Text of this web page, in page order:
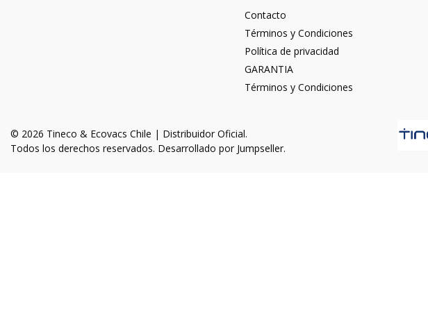
Contacto
Términos y Condiciones
Política de privacidad
GARANTIA
Términos y Condiciones
© 2026 Tineco & Ecovacs Chile | Distribuidor Oficial.
Todos los derechos reservados. Desarrollado por Jumpseller.